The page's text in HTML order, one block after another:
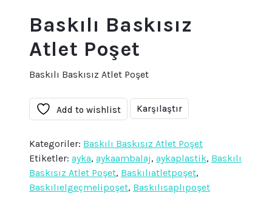
Baskılı Baskısız
Atlet Poşet
Baskılı Baskısız Atlet Poşet
Add to wishlist Karşılaştır
Kategoriler: Baskılı Baskısız Atlet Poşet
Etiketler: ayka, aykaambalaj, aykaplastik, Baskılı
Baskısız Atlet Poşet, Baskılıatletpoşet,
Baskılıelgeçmelipoşet, Baskılısaplıpoşet